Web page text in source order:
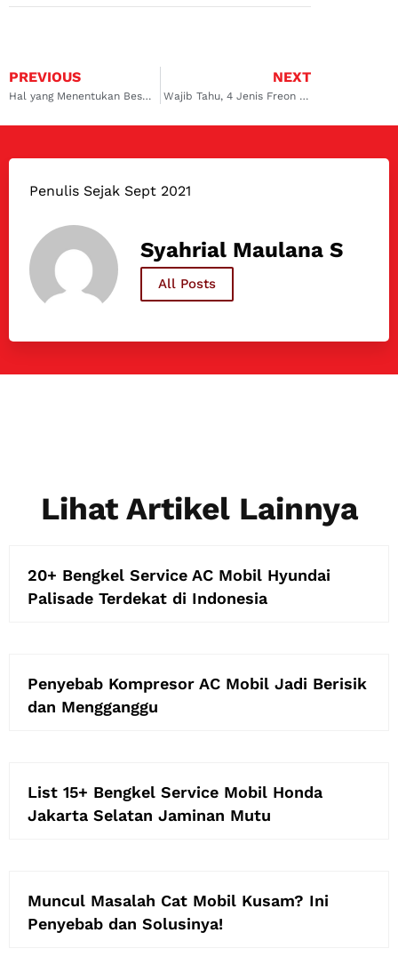
PREVIOUS
Hal yang Menentukan Besaran Harga Freon Mobil Isi Ulang
NEXT
Wajib Tahu, 4 Jenis Freon AC Mobil dan Karakternya
Penulis Sejak Sept 2021
Syahrial Maulana S
All Posts
Lihat Artikel Lainnya
20+ Bengkel Service AC Mobil Hyundai
Palisade Terdekat di Indonesia
Penyebab Kompresor AC Mobil Jadi Berisik
dan Mengganggu
List 15+ Bengkel Service Mobil Honda
Jakarta Selatan Jaminan Mutu
Muncul Masalah Cat Mobil Kusam? Ini
Penyebab dan Solusinya!